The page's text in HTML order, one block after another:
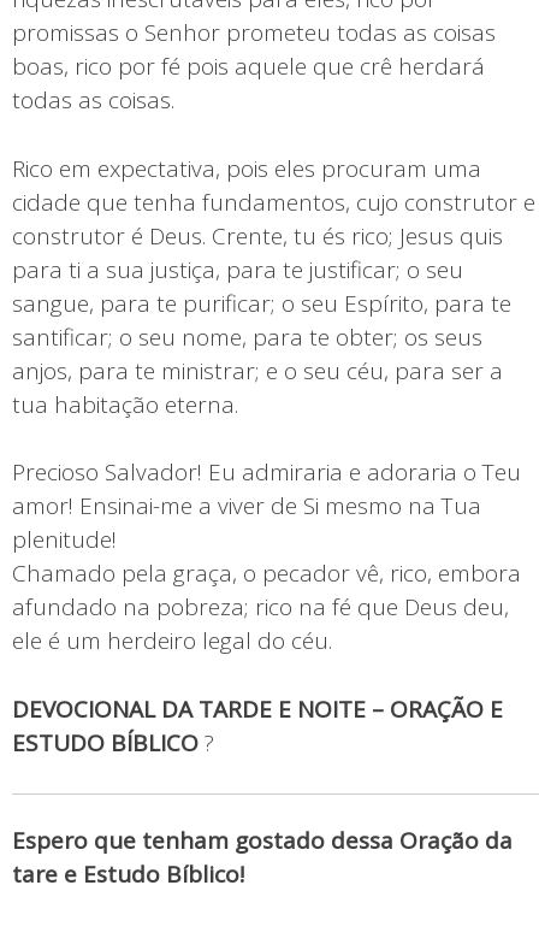
promissas o Senhor prometeu todas as coisas
boas, rico por fé pois aquele que crê herdará
todas as coisas.
Rico em expectativa, pois eles procuram uma
cidade que tenha fundamentos, cujo construtor e
construtor é Deus. Crente, tu és rico; Jesus quis
para ti a sua justiça, para te justificar; o seu
sangue, para te purificar; o seu Espírito, para te
santificar; o seu nome, para te obter; os seus
anjos, para te ministrar; e o seu céu, para ser a
tua habitação eterna.
Precioso Salvador! Eu admiraria e adoraria o Teu
amor! Ensinai-me a viver de Si mesmo na Tua
plenitude!
Chamado pela graça, o pecador vê, rico, embora
afundado na pobreza; rico na fé que Deus deu,
ele é um herdeiro legal do céu.
DEVOCIONAL DA TARDE E NOITE – ORAÇÃO E
ESTUDO BÍBLICO?
Espero que tenham gostado dessa Oração da
tare e Estudo Bíblico!